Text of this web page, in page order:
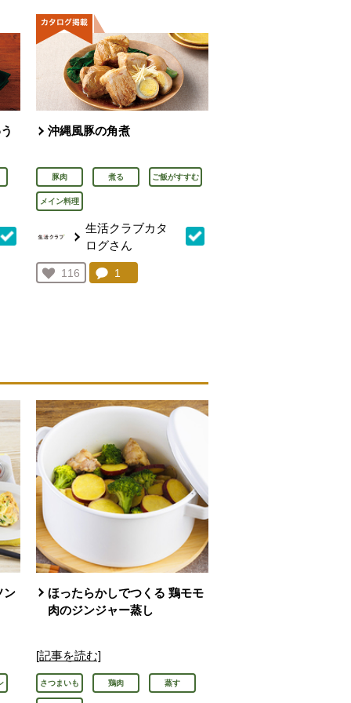
見る。
沖縄風豚の角煮
豚肉 煮る ご飯がすすむ
メイン料理
生活クラブカタ
ログさん
お気に入り登録：
116
人が登録
コメント：
1
ン
ほったらかしでつくる 鶏モモ
肉のジンジャー蒸し
[記事を読む]
さつまいも 鶏肉 蒸す